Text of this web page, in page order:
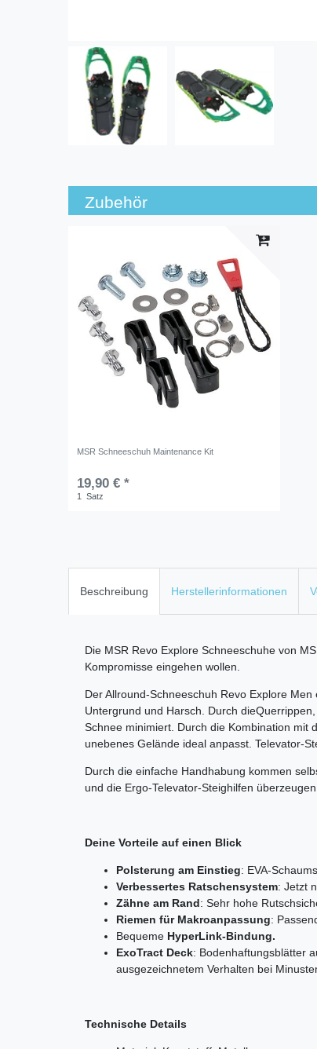
Zubehör
MSR Schneeschuh Maintenance Kit
19,90 € *
1 Satz
Beschreibung Herstellerinformationen
Die MSR Revo Explore Schneeschuhe von
Kompromisse eingehen wollen.
Der Allround-Schneeschuh Revo Explore
Untergrund und Harsch. Durch die
Schnee minimiert. Durch die Kombination mit
unebenes Gelände ideal anpasst. Televator-
Durch die einfache Handhabung kommen
und die Ergo-Televator-Steighilfen
Deine Vorteile auf einen Blick
Polsterung am Einstieg: EVA-
Verbessertes Ratschensystem: Jetzt
Zähne am Rand: Sehr hohe
Riemen für Makroanpassung:
Bequeme HyperLink-Bindung.
ExoTract Deck: Bodenhaftungsblätter
ausgezeichnetem Verhalten bei
Technische Details